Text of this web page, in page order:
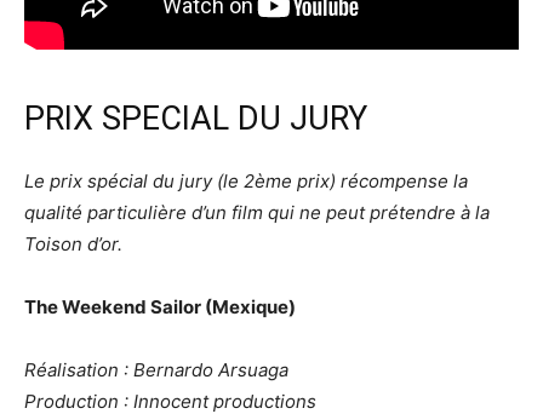
PRIX SPECIAL DU JURY
Le prix spécial du jury (le 2ème prix) récompense la
qualité particulière d’un film qui ne peut prétendre à la
Toison d’or.
The Weekend Sailor (Mexique)
Réalisation : Bernardo Arsuaga
Production : Innocent productions